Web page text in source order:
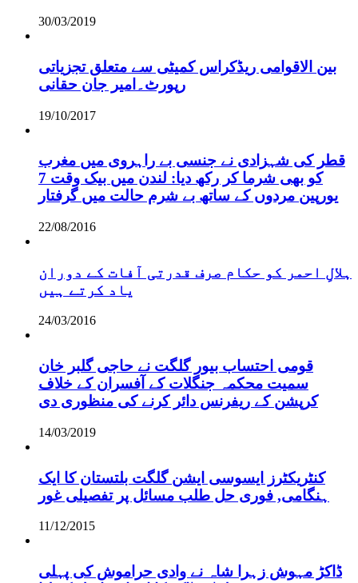
30/03/2019
بین الاقوامی ریڈکراس کمیٹی سے متعلق تجزیاتی
رپورٹ۔امیر جان حقانی
19/10/2017
قطر کی شہزادی نے جنسی بے راہروی میں مغرب
کو بھی شرما کر رکھ دیا: لندن میں بیک وقت 7
یورپین مردوں کے ساتھ بے شرم حالت میں گرفتار
22/08/2016
ہلالِ احمر کو حکام صرف قدرتی آفات کے دوران
یاد کرتے ہیں
24/03/2016
قومی احتساب بیور گلگت نے حاجی گلبر خان
سمیت محکمہ جنگلات کے آفسران کے خلاف
کرپشن کے ریفرنس دائر کرنے کی منظوری دی
14/03/2019
کنٹریکٹرز ایسوسی ایشن گلگت بلتستان کا ایک
ہنگامی, فوری حل طلب مسائل پر تفصیلی غور
11/12/2015
ڈاکڑ مہوش زہرا شاہ نے وادی حراموش کی پہلی